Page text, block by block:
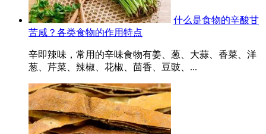
什么是食物的辛酸甘
苦咸？各类食物的作用特点
辛即辣味，常用的辛味食物有姜、葱、大蒜、香菜、洋
葱、芹菜、辣椒、花椒、茴香、豆豉、...